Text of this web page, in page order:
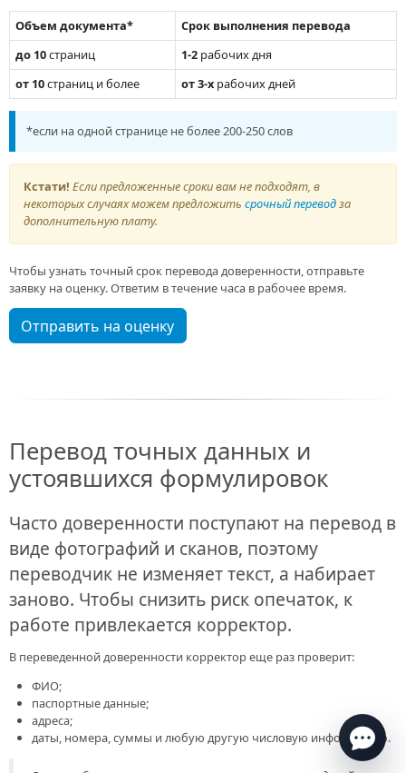
Объем документа*
Срок выполнения перевода
до 10страниц 1-2рабочих дня
от 10страниц и более от 3-храбочих дней
*если на одной странице не более 200-250 слов
Кстати! Если предложенные сроки вам не подходят, в
некоторых случаях можем предложить срочный переводза
дополнительную плату.
Чтобы узнать точный срок перевода доверенности, отправьте
заявку на оценку. Ответим в течение часа в рабочее время.
Отправить на оценку
Перевод точных данных и
устоявшихся формулировок
Часто доверенности поступают на перевод в
виде фотографий и сканов, поэтому
переводчик не изменяет текст, а набирает
заново. Чтобы снизить риск опечаток, к
работе привлекается корректор.
В переведенной доверенности корректор еще раз проверит:
ФИО;
паспортные данные;
адреса;
даты, номера, суммы и любую другую числовую информацию.
Ответим в течение нескольких минут